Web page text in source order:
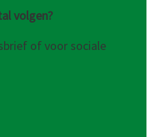
volgen?
of voor sociale